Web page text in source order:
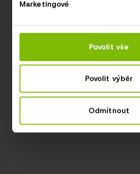
Marketingové
Povolit vše
Povolit výběr
Odmítnout